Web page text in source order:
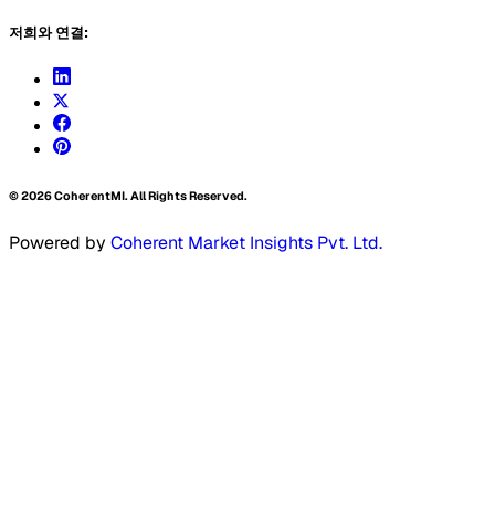
저희와 연결:
©2026CoherentMI. All Rights Reserved.
Powered by Coherent Market Insights Pvt. Ltd.